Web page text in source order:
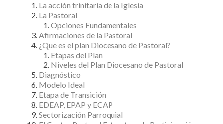
La acción trinitaria de la Iglesia
La Pastoral
Opciones Fundamentales
Afirmaciones de la Pastoral
¿Que es el plan Diocesano de Pastoral?
Etapas del Plan
Niveles del Plan Diocesano de Pastoral
Diagnóstico
Modelo Ideal
Etapa de Transición
EDEAP, EPAP y ECAP
Sectorización Parroquial